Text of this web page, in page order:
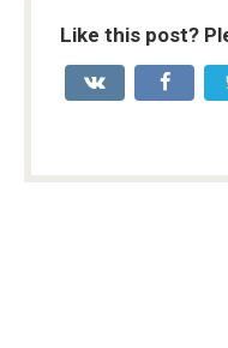
Like this post?